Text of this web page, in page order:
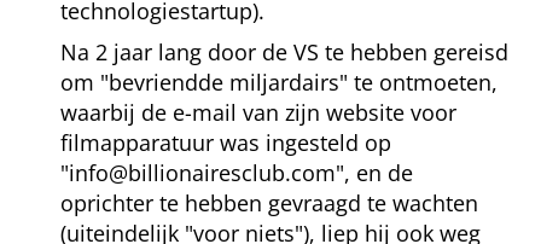
technologiestartup).
Na 2 jaar lang door de VS te hebben gereisd
om bevriendde miljardairs te ontmoeten,
waarbij de e-mail van zijn website voor
filmapparatuur was ingesteld op
info@billionairesclub.com , en de
oprichter te hebben gevraagd te wachten
(uiteindelijk voor niets ), liep hij ook weg